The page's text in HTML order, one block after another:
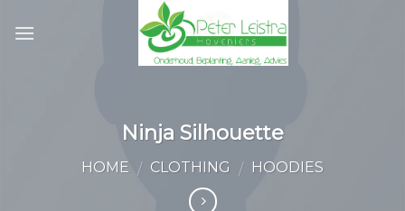
Ninja Silhouette
HOME / CLOTHING / HOODIES